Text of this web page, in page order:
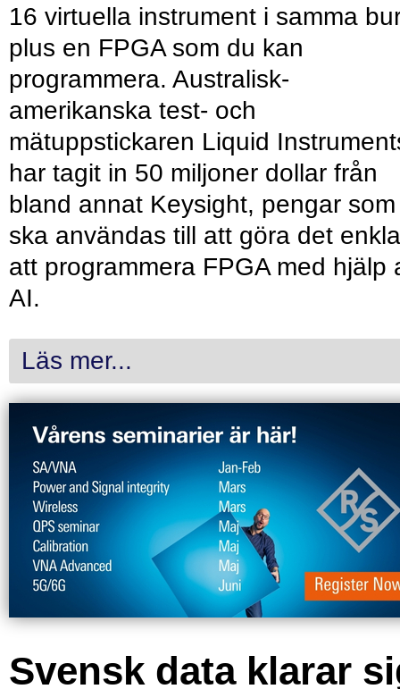
16 virtuella instrument i samma
plus en FPGA som du kan
programmera. Australisk-
amerikanska test- och
mätuppstickaren Liquid
har tagit in 50 miljoner dollar från
bland annat Keysight, pengar som
ska användas till att göra det
att programmera FPGA med hjälp
AI.
Läs mer...
Svensk data klarar